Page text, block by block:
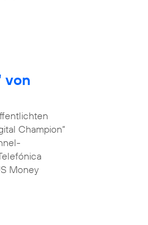
von
Champion“
Money